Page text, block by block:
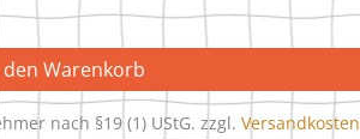
den Warenkorb
nach §19 (1) UStG. zzgl.Versandkosten